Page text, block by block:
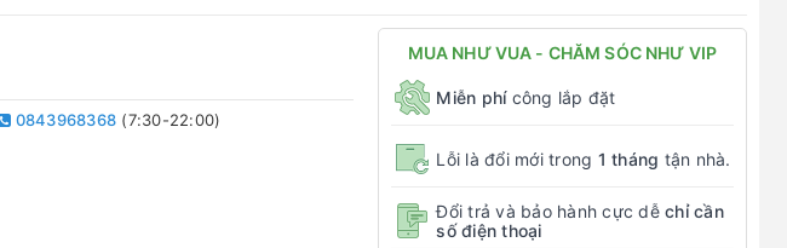
0843968368 (7:30-22:00)
MUA NHƯ VUA - CHĂM SÓC NHƯ VIP
Miễn phícông lắp đặt
Lỗi là đổi mới trong 1 tháng tận nhà.
Đổi trả và bảo hành cực dễ chỉ cần
số điện thoại